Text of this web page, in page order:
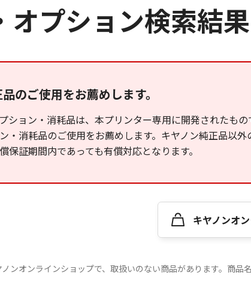
オプション検索結
のご使用をお薦めします。
ション・消耗品は、本プリンター専用に開発されたも
・消耗品のご使用をお薦めします。キヤノン純正品以
保証期間内であっても有償対応となります。
キヤノンオ
ンオンラインショップで、取扱いのない商品があります。商